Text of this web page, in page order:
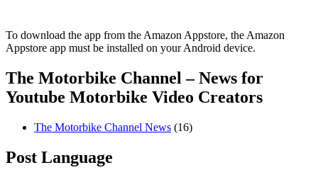
To download the app from the Amazon Appstore, the Amazon
Appstore app must be installed on your Android device.
The Motorbike Channel – News for
Youtube Motorbike Video Creators
The Motorbike Channel News (16)
Post Language